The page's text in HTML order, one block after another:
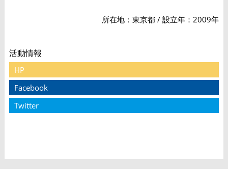
所在地：東京都 / 設立年：2009年
活動情報
HP
Facebook
Twitter